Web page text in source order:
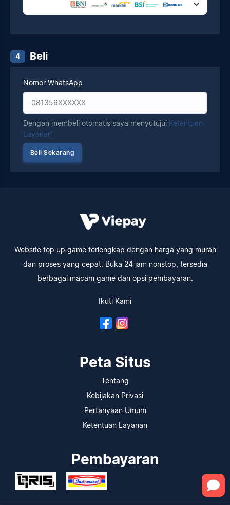
4 Beli
Nomor WhatsApp
Dengan membeli otomatis saya menyutujui Ketentuan
Layanan
Website top up game terlengkap dengan harga yang murah
dan proses yang cepat. Buka 24 jam nonstop, tersedia
berbagai macam game dan opsi pembayaran.
Ikuti Kami
Peta Situs
Tentang
Kebijakan Privasi
Pertanyaan Umum
Ketentuan Layanan
Pembayaran